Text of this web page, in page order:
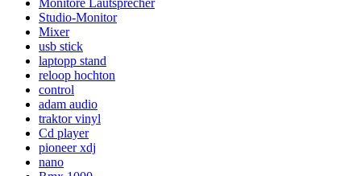
Studio-Monitor
Mixer
usb stick
laptopp stand
reloop hochton
control
adam audio
traktor vinyl
Cd player
pioneer xdj
nano